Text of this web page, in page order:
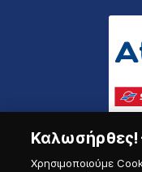
Καλωσήρθες!
Χρησιμοποιούμε